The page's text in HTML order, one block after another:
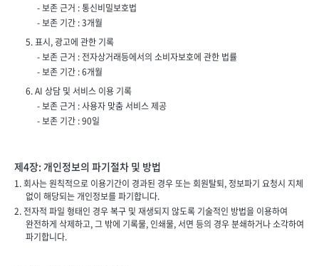
- 보존 근거 : 통신비밀보호법
- 보존 기간 : 3개월
5. 표시, 광고에 관한 기록
- 보존 근거 : 전자상거래등에서의 소비자보호에 관한 법률
- 보존 기간 : 6개월
6. AI 상담 및 서비스 이용 기록
- 보존 근거 : 사용자 맞춤 서비스 제공
- 보존 기간 : 90일
제4장: 개인정보의 파기절차 및 방법
1. 회사는 원칙적으로 이용기간이 경과된 경우 또는 회원탈퇴, 정보파기 요청시 지체
없이 해당되는 개인정보를 파기합니다.
2. 전자적 파일 형태인 경우 복구 및 재생되지 않도록 기술적인 방법을 이용하여
완전하게 삭제하고, 그 밖에 기록물, 인쇄물, 서면 등의 경우 분쇄하거나 소각하여
파기합니다.